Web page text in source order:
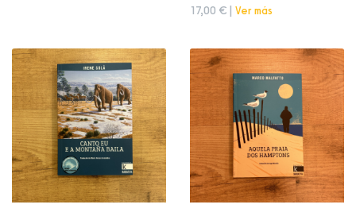
17,00 € | Ver más